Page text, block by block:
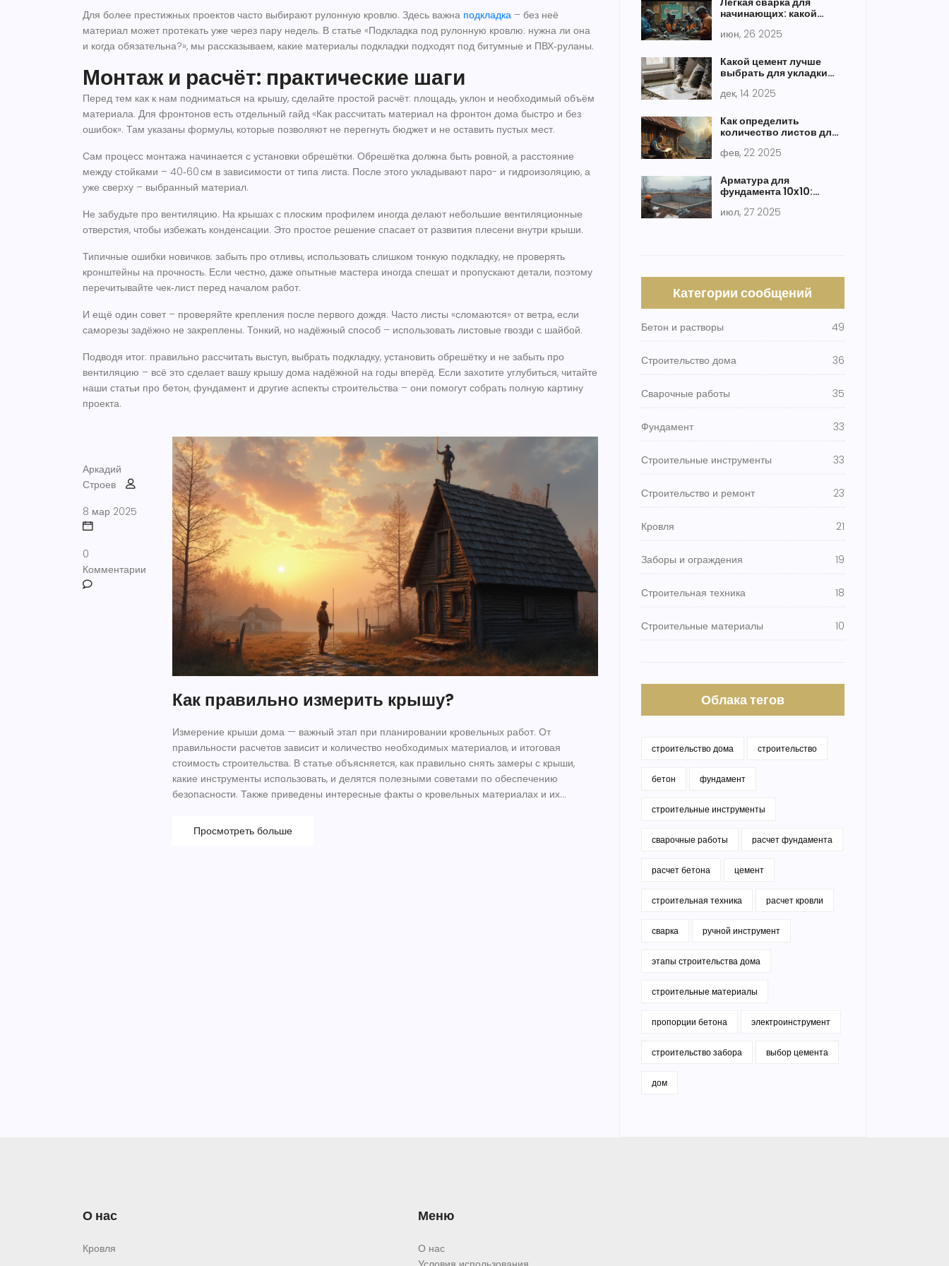
Для более престижных проектов часто выбирают рулонную кровлю. Здесь важна подкладка – без неё
материал может протекать уже через пару недель. В статье «Подкладка под рулонную кровлю: нужна ли она
и когда обязательна?», мы рассказываем, какие материалы подкладки подходят под битумные и ПВХ‑руланы.
Монтаж и расчёт: практические шаги
Перед тем как к нам подниматься на крышу, сделайте простой расчёт: площадь, уклон и необходимый объём
материала. Для фронтонов есть отдельный гайд «Как рассчитать материал на фронтон дома быстро и без
ошибок». Там указаны формулы, которые позволяют не перегнуть бюджет и не оставить пустых мест.
Сам процесс монтажа начинается с установки обрешётки. Обрешётка должна быть ровной, а расстояние
между стойками – 40‑60 см в зависимости от типа листа. После этого укладывают паро- и гидроизоляцию, а
уже сверху – выбранный материал.
Не забудьте про вентиляцию. На крышах с плоским профилем иногда делают небольшие вентиляционные
отверстия, чтобы избежать конденсации. Это простое решение спасает от развития плесени внутри крыши.
Типичные ошибки новичков: забыть про отливы, использовать слишком тонкую подкладку, не проверять
кронштейны на прочность. Если честно, даже опытные мастера иногда спешат и пропускают детали, поэтому
перечитывайте чек‑лист перед началом работ.
И ещё один совет – проверяйте крепления после первого дождя. Часто листы «сломаются» от ветра, если
саморезы задёжно не закреплены. Тонкий, но надёжный способ – использовать листовые гвозди с шайбой.
Подводя итог: правильно рассчитать выступ, выбрать подкладку, установить обрешётку и не забыть про
вентиляцию – всё это сделает вашу крышу дома надёжной на годы вперёд. Если захотите углубиться, читайте
наши статьи про бетон, фундамент и другие аспекты строительства – они помогут собрать полную картину
проекта.
Аркадий
Строев
8 мар 2025
0
Комментарии
Как правильно измерить крышу?
Измерение крыши дома — важный этап при планировании кровельных работ. От
правильности расчетов зависит и количество необходимых материалов, и итоговая
стоимость строительства. В статье объясняется, как правильно снять замеры с крыши,
какие инструменты использовать, и делятся полезными советами по обеспечению
безопасности. Также приведены интересные факты о кровельных материалах и их
Просмотреть больше
начинающих: какой
почему
июн, 26 2025
Какой цемент лучше
выбрать для укладки
строителя с опытом
дек, 14 2025
Как определить
количество листов для
фев, 22 2025
Арматура для
фундамента 10x10:
посчитать объем
июл, 27 2025
Категории сообщений
Бетон и растворы 49
Строительство дома 36
Сварочные работы 35
Фундамент 33
Строительные инструменты 33
Строительство и ремонт 23
Кровля 21
Заборы и ограждения 19
Строительная техника 18
Строительные материалы 10
Облака тегов
строительство дома строительство
бетон фундамент
строительные инструменты
сварочные работы расчет фундамента
расчет бетона цемент
строительная техника расчет кровли
сварка ручной инструмент
этапы строительства дома
строительные материалы
пропорции бетона электроинструмент
строительство забора выбор цемента
дом
О нас
Кровля
Меню
О нас